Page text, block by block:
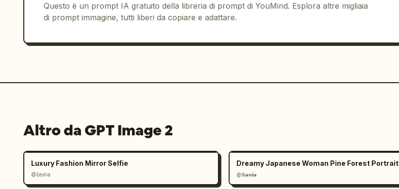
tremolii tipici delle riprese a mano libera. Realtà come un fotogramma
estratto da un breve video. Proibito lo stile da locandina cinematografica.
nessuno è sorpreso" e "solo la persona stessa sta vivendo normalmente".
Questo è un prompt IA gratuito della libreria di prompt di YouMind. Esplora altre migliaia
di prompt immagine, tutti liberi da copiare e adattare.
Altro da GPT Image 2
Luxury Fashion Mirror Selfie
@Eesha
Dreamy Japanese Woman Pine Forest Portrait
@𝗦𝗮𝗻𝗶𝗮